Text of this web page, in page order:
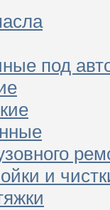
под
и